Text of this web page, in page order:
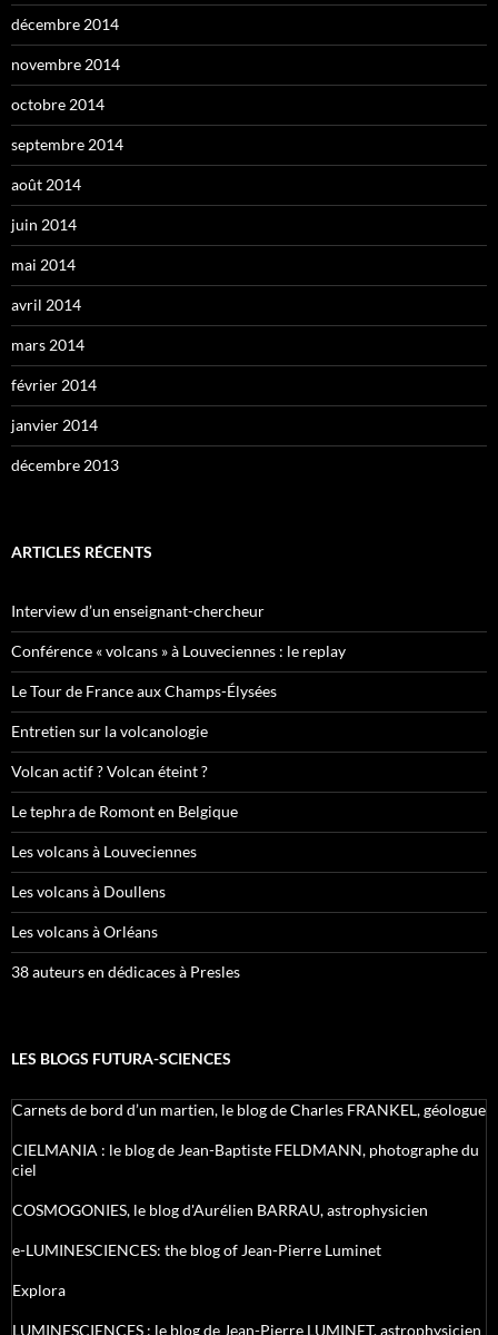
décembre 2014
novembre 2014
octobre 2014
septembre 2014
août 2014
juin 2014
mai 2014
avril 2014
mars 2014
février 2014
janvier 2014
décembre 2013
ARTICLES RÉCENTS
Interview d’un enseignant-chercheur
Conférence « volcans » à Louveciennes : le replay
Le Tour de France aux Champs-Élysées
Entretien sur la volcanologie
Volcan actif ? Volcan éteint ?
Le tephra de Romont en Belgique
Les volcans à Louveciennes
Les volcans à Doullens
Les volcans à Orléans
38 auteurs en dédicaces à Presles
LES BLOGS FUTURA-SCIENCES
Carnets de bord d’un martien, le blog de Charles FRANKEL, géologue
CIELMANIA : le blog de Jean-Baptiste FELDMANN, photographe du
ciel
COSMOGONIES, le blog d'Aurélien BARRAU, astrophysicien
e-LUMINESCIENCES: the blog of Jean-Pierre Luminet
Explora
LUMINESCIENCES : le blog de Jean-Pierre LUMINET, astrophysicien